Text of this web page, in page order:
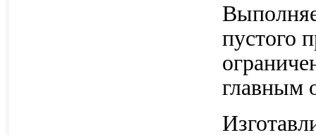
пустого
главным